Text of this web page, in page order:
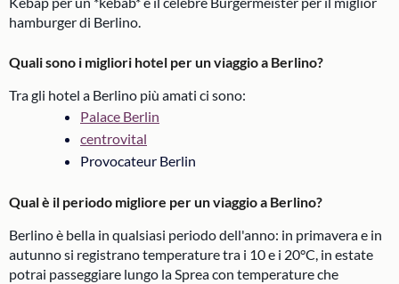
hamburger di Berlino.
Quali sono i migliori hotel per un viaggio a Berlino?
Tra gli hotel a Berlino più amati ci sono:
Palace Berlin
centrovital
Provocateur Berlin
Qual è il periodo migliore per un viaggio a Berlino?
Berlino è bella in qualsiasi periodo dell'anno: in primavera e in
autunno si registrano temperature tra i 10 e i 20°C, in estate
potrai passeggiare lungo la Sprea con temperature che